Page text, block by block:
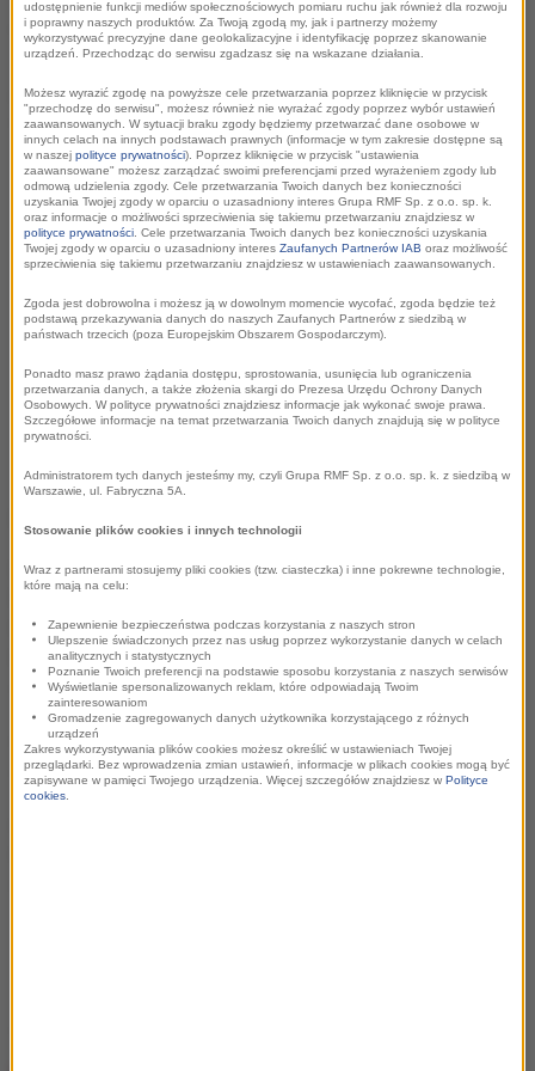
tak naprawdę chodzi z tym smokiem pod
Wawelem? Odpowiedzi na to i inne pytania
padną w Bardzo Bliskich Spotkaniach z
Krakowem w RMF Classic w niedzielę od godz.
9.
Zaprasza Michał Łanuszka.
Z tym pytaniem zwrócimy się do znanych Krakowian:
Prezydenta Jacka Majchrowskiego, Andrzeja
Sikorowskiego(naszego muzycznego Smoka Wawelskiego) i
Mariusza Wollnego(autora książek o szesnastowiecznym
inwestygatorze królewskim Kacprze Ryxie).
Odwiedzimy miejsca doskonale znane z popularnych
marszrut turystycznych, których historie znane nie są wcale!
udostępnienie funkcji mediów społecznościowych pomiaru ruchu jak również dla rozwoju
i poprawny naszych produktów. Za Twoją zgodą my, jak i partnerzy możemy
wykorzystywać precyzyjne dane geolokalizacyjne i identyfikację poprzez skanowanie
urządzeń. Przechodząc do serwisu zgadzasz się na wskazane działania.
Możesz wyrazić zgodę na powyższe cele przetwarzania poprzez kliknięcie w przycisk
"przechodzę do serwisu", możesz również nie wyrażać zgody poprzez wybór ustawień
zaawansowanych. W sytuacji braku zgody będziemy przetwarzać dane osobowe w
innych celach na innych podstawach prawnych (informacje w tym zakresie dostępne są
w naszej polityce prywatności). Poprzez kliknięcie w przycisk "ustawienia
zaawansowane" możesz zarządzać swoimi preferencjami przed wyrażeniem zgody lub
odmową udzielenia zgody. Cele przetwarzania Twoich danych bez konieczności
uzyskania Twojej zgody w oparciu o uzasadniony interes Grupa RMF Sp. z o.o. sp. k.
oraz informacje o możliwości sprzeciwienia się takiemu przetwarzaniu znajdziesz w
polityce prywatności . Cele przetwarzania Twoich danych bez konieczności uzyskania
Twojej zgody w oparciu o uzasadniony interes Zaufanych Partnerów IAB oraz możliwość
sprzeciwienia się takiemu przetwarzaniu znajdziesz w ustawieniach zaawansowanych.
Zgoda jest dobrowolna i możesz ją w dowolnym momencie wycofać, zgoda będzie też
podstawą przekazywania danych do naszych Zaufanych Partnerów z siedzibą w
państwach trzecich (poza Europejskim Obszarem Gospodarczym).
Ponadto masz prawo żądania dostępu, sprostowania, usunięcia lub ograniczenia
przetwarzania danych, a także złożenia skargi do Prezesa Urzędu Ochrony Danych
Osobowych. W polityce prywatności znajdziesz informacje jak wykonać swoje prawa.
Szczegółowe informacje na temat przetwarzania Twoich danych znajdują się w polityce
prywatności.
Administratorem tych danych jesteśmy my, czyli Grupa RMF Sp. z o.o. sp. k. z siedzibą w
Warszawie, ul. Fabryczna 5A.
Stosowanie plików cookies i innych technologii
Wraz z partnerami stosujemy pliki cookies (tzw. ciasteczka) i inne pokrewne technologie,
które mają na celu:
Zapewnienie bezpieczeństwa podczas korzystania z naszych stron
Ulepszenie świadczonych przez nas usług poprzez wykorzystanie danych w celach
analitycznych i statystycznych
Poznanie Twoich preferencji na podstawie sposobu korzystania z naszych serwisów
Wyświetlanie spersonalizowanych reklam, które odpowiadają Twoim
zainteresowaniom
Gromadzenie zagregowanych danych użytkownika korzystającego z różnych
urządzeń
Zakres wykorzystywania plików cookies możesz określić w ustawieniach Twojej
przeglądarki. Bez wprowadzenia zmian ustawień, informacje w plikach cookies mogą być
zapisywane w pamięci Twojego urządzenia. Więcej szczegółów znajdziesz w Polityce
cookies